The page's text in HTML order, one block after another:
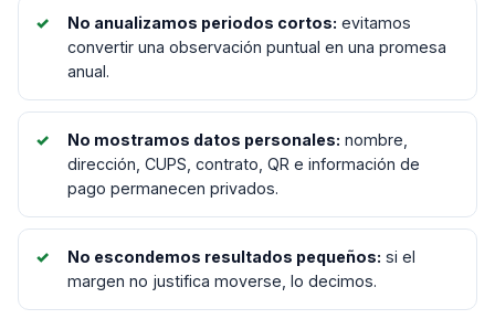
No anualizamos periodos cortos: evitamos
convertir una observación puntual en una promesa
anual.
No mostramos datos personales: nombre,
dirección, CUPS, contrato, QR e información de
pago permanecen privados.
No escondemos resultados pequeños: si el
margen no justifica moverse, lo decimos.